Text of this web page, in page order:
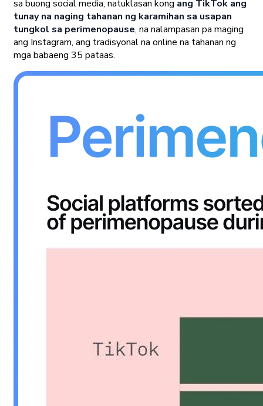
sa buong social media, natuklasan kong ang TikTok ang
tunay na naging tahanan ng karamihan sa usapan
tungkol sa perimenopause, na nalampasan pa maging
ang Instagram, ang tradisyonal na online na tahanan ng
mga babaeng 35 pataas.